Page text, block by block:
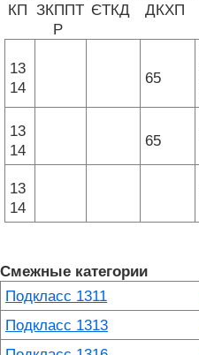
КП ЗКППТ
Р
ЄТКД
ДКХП
13
14
65
13
14
65
13
14
Смежные категории
Подкласс 1311
Подкласс 1313